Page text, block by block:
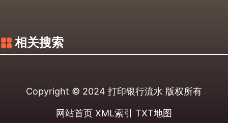
相关搜索
Copyright © 2024 打印银行流水 版权所有
网站首页 XML索引 TXT地图